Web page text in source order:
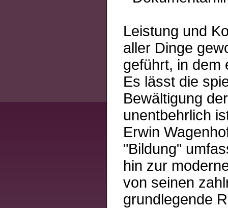
Leistung und
aller Dinge
geführt, in dem
Es lässt die
Bewältigung
unentbehrlich
Erwin
"Bildung"
hin zur
von seinen
grundlegende